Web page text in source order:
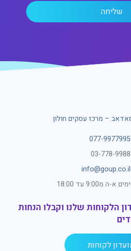
077-9977995
03-778-9988
info@goup.co.il
ימים א-ה מ9:00 עד 18:00
הלקוחות שלנו וקבלו הנחות
לקוחות